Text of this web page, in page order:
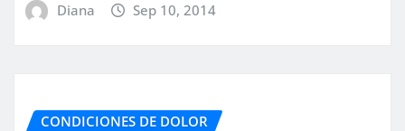
Diana Sep 10, 2014
CONDICIONES DE DOLOR